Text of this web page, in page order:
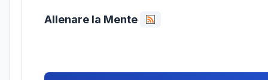
Allenare la Mente